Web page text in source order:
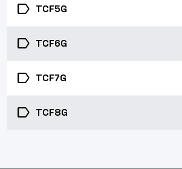
label TCF5G
label TCF6G
label TCF7G
label TCF8G